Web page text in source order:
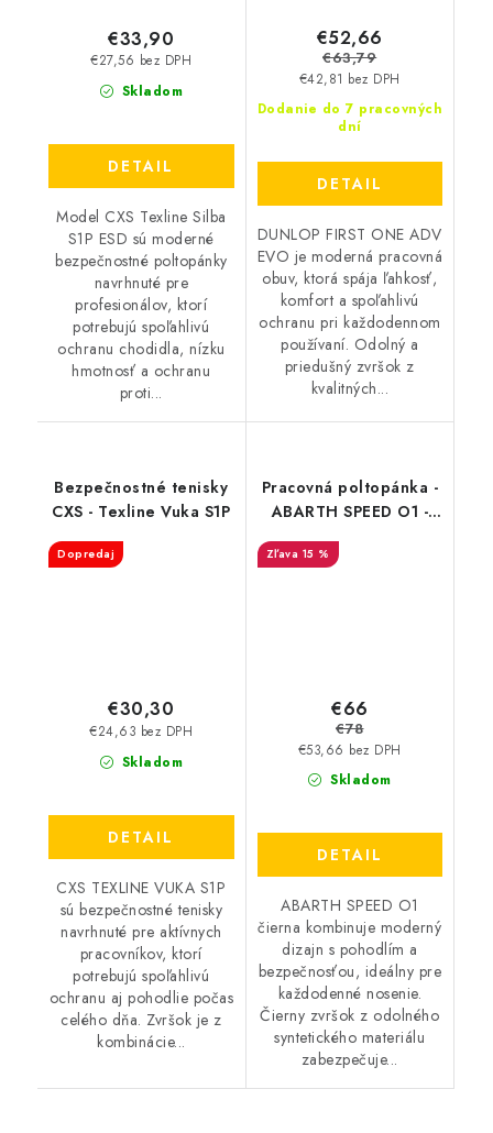
Skladom
€27,56 bez DPH
€33,90
DETAIL
Model CXS Texline Silba
S1P ESD sú moderné
bezpečnostné poltopánky
navrhnuté pre
profesionálov, ktorí
potrebujú spoľahlivú
ochranu chodidla, nízku
hmotnosť a ochranu
proti...
Dodanie do 7 pracovných
dní
€42,81 bez DPH
€52,66
€63,79
DETAIL
DUNLOP FIRST ONE ADV
EVO je moderná pracovná
obuv, ktorá spája ľahkosť,
komfort a spoľahlivú
ochranu pri každodennom
používaní. Odolný a
priedušný zvršok z
kvalitných...
Bezpečnostné tenisky
CXS - Texline Vuka S1P
Dopredaj
Skladom
€24,63 bez DPH
€30,30
DETAIL
CXS TEXLINE VUKA S1P
sú bezpečnostné tenisky
navrhnuté pre aktívnych
pracovníkov, ktorí
potrebujú spoľahlivú
ochranu aj pohodlie počas
celého dňa. Zvršok je z
kombinácie...
Pracovná poltopánka -
ABARTH SPEED O1 -
čierna AB0005BK
15 %
Skladom
€53,66 bez DPH
€66
€78
DETAIL
ABARTH SPEED O1
čierna kombinuje moderný
dizajn s pohodlím a
bezpečnosťou, ideálny pre
každodenné nosenie.
Čierny zvršok z odolného
syntetického materiálu
zabezpečuje...